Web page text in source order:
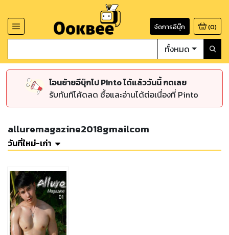
จัดการอีบุ๊ก (0)
ทั้งหมด
โอนย้ายอีบุ๊กไป Pinto ได้แล้ววันนี้ กดเลย
รับทันทีโค้ดลด ซื้อและอ่านได้ต่อเนื่องที่ Pinto
alluremagazine2018gmailcom
วันที่ใหม่-เก่า